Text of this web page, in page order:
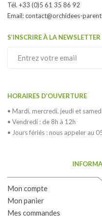
Tél. +33 (0)5 61 35 86 92
Email:contact@orchidees-
S’INSCRIRE À LA NEWSLETTER
HORAIRES D’OUVERTURE
• Mardi, mercredi, jeudi et
• Vendredi : de 8h à 12h
• Jours fériés : nous appeler au
Mon compte
Mon panier
Mes commandes